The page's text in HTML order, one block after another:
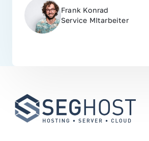
Frank Konrad
Service MItarbeiter